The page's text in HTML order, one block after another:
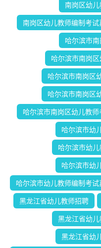
南岗区幼
南岗区幼儿教师编制考试
哈尔滨市
哈尔滨市南岗
哈尔滨市南岗区
哈尔滨市南岗区
哈尔滨市南岗区幼儿教师
哈尔滨市幼
哈尔滨市幼
哈尔滨市幼
哈尔滨市幼儿教师编制考试
黑龙江省幼儿教师招聘
黑龙江省幼
黑龙江省幼